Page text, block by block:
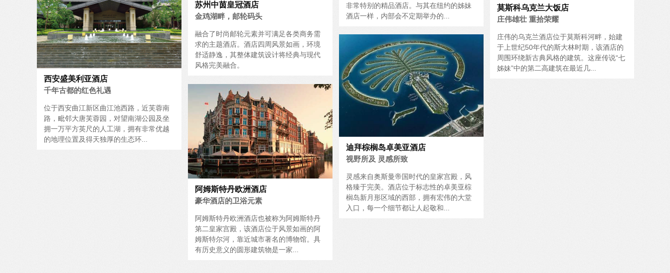
非常特别的精品酒店。与其在纽约的姊妹
酒店一样，内部会不定期举办的...
苏州中茵皇冠酒店
金鸡湖畔，邮轮码头
融合了时尚邮轮元素并可满足各类商务需
求的主题酒店。酒店四周风景如画，环境
舒适静逸，其整体建筑设计将经典与现代
风格完美融合。
莫斯科乌克兰大饭店
庄伟雄壮 重拾荣耀
庄伟的乌克兰酒店位于莫斯科河畔，始建
于上世纪50年代的斯大林时期，该酒店的
周围环绕新古典风格的建筑。这座传说“七
姊妹”中的第二高建筑在最近几...
西安盛美利亚酒店
千年古都的红色礼遇
位于西安曲江新区曲江池西路，近芙蓉南
路，毗邻大唐芙蓉园，对望南湖公园及坐
拥一万平方英尺的人工湖，拥有非常优越
的地理位置及得天独厚的生态环...
迪拜棕榈岛卓美亚酒店
视野所及 灵感所致
灵感来自奥斯曼帝国时代的皇家宫殿，风
格臻于完美。酒店位于标志性的卓美亚棕
榈岛新月形区域的西部，拥有宏伟的大堂
入口，每一个细节都让人起敬和...
阿姆斯特丹欧洲酒店
豪华酒店的卫浴元素
阿姆斯特丹欧洲酒店也被称为阿姆斯特丹
第二皇家宫殿，该酒店位于风景如画的阿
姆斯特尔河，靠近城市著名的博物馆。具
有历史意义的圆形建筑物是一家...